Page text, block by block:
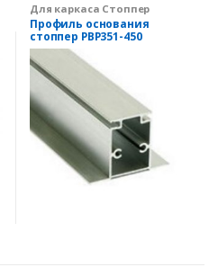
Для каркаса Стоппер
PBP150-45
Профиль основания
стоппер PBP351-450